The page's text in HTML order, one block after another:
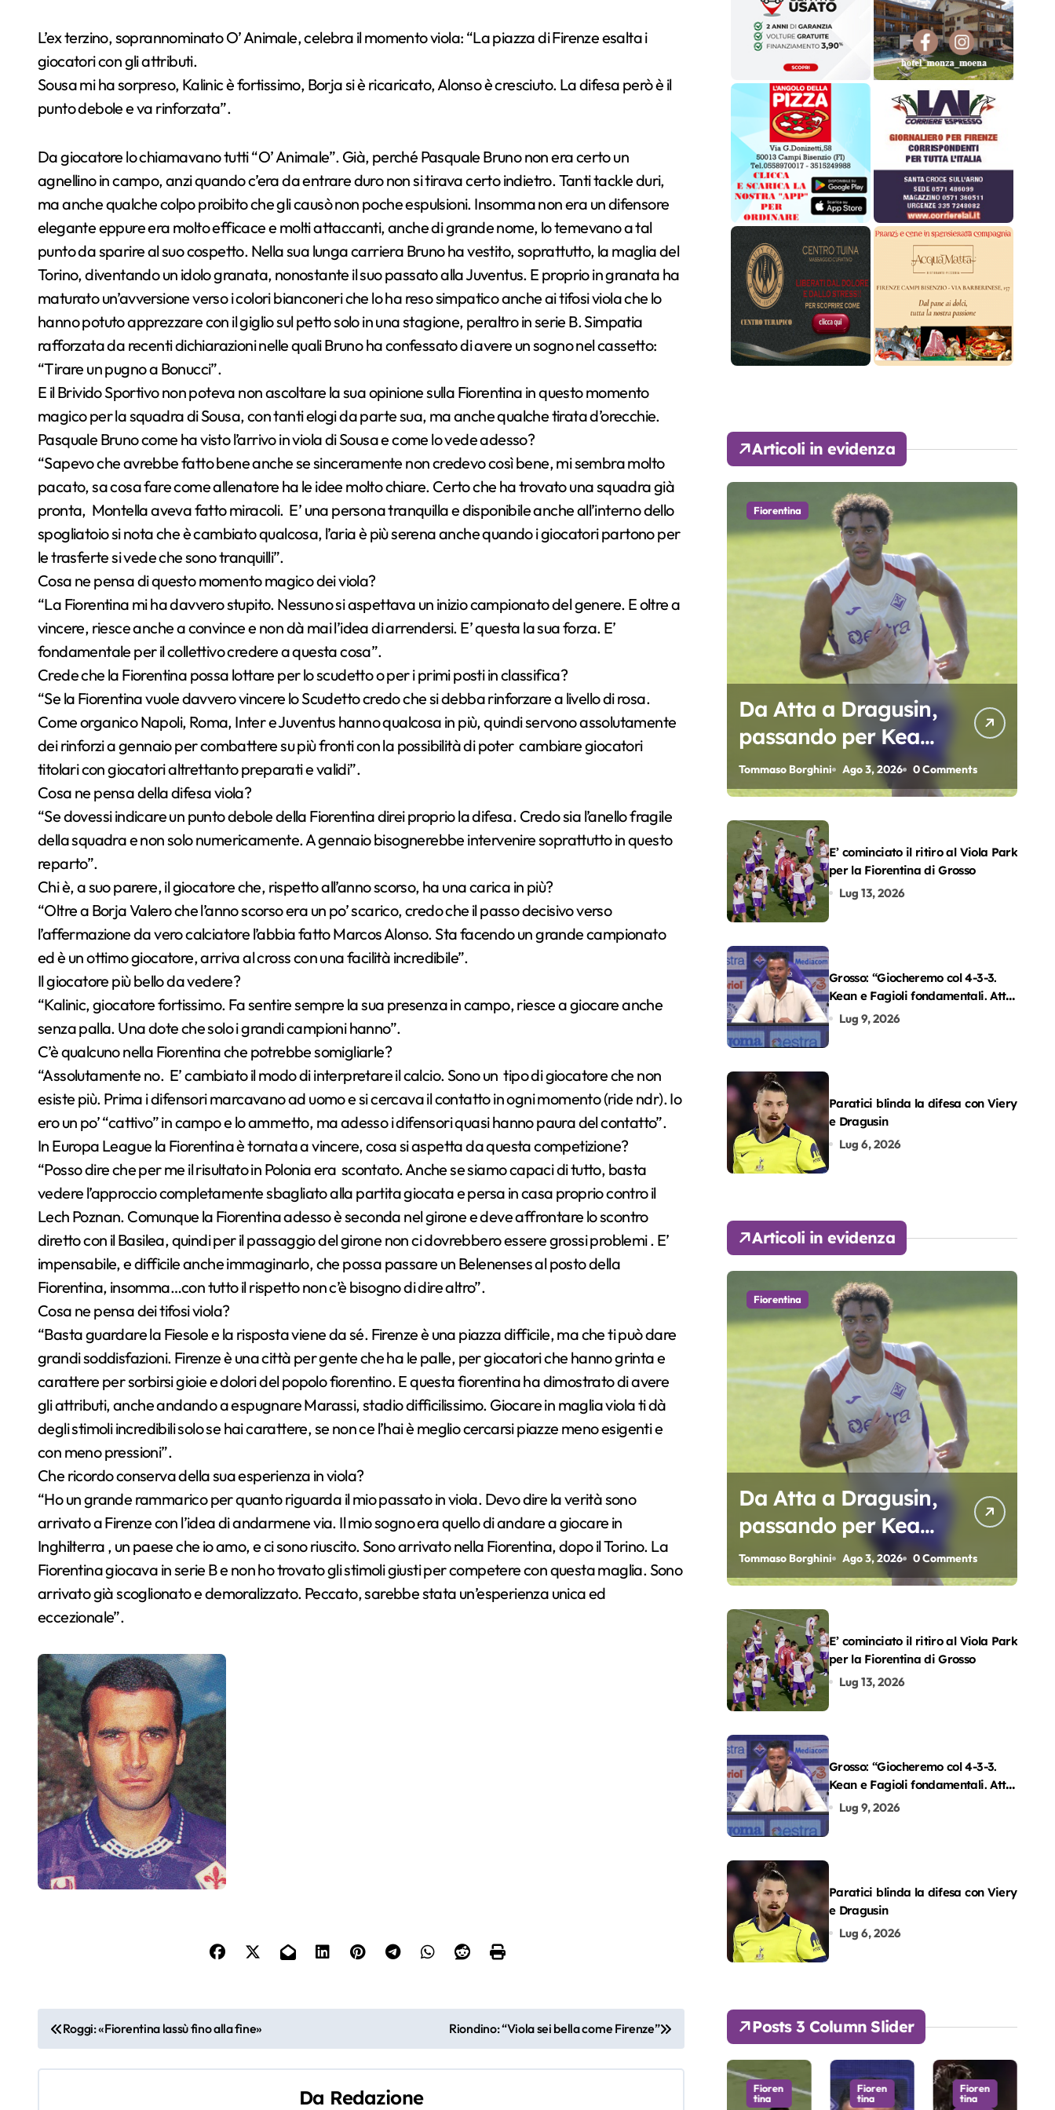
L’ex terzino, soprannominato O’ Animale, celebra il momento viola: “La piazza di Firenze esalta i
giocatori con gli attributi.
Sousa mi ha sorpreso, Kalinic è fortissimo, Borja si è ricaricato, Alonso è cresciuto. La difesa però è il
punto debole e va rinforzata”.
Da giocatore lo chiamavano tutti “O’ Animale”. Già, perché Pasquale Bruno non era certo un
agnellino in campo, anzi quando c’era da entrare duro non si tirava certo indietro. Tanti tackle duri,
ma anche qualche colpo proibito che gli causò non poche espulsioni. Insomma non era un difensore
elegante eppure era molto efficace e molti attaccanti, anche di grande nome, lo temevano a tal
punto da sparire al suo cospetto. Nella sua lunga carriera Bruno ha vestito, soprattutto, la maglia del
Torino, diventando un idolo granata, nonostante il suo passato alla Juventus. E proprio in granata ha
maturato un’avversione verso i colori bianconeri che lo ha reso simpatico anche ai tifosi viola che lo
hanno potuto apprezzare con il giglio sul petto solo in una stagione, peraltro in serie B. Simpatia
rafforzata da recenti dichiarazioni nelle quali Bruno ha confessato di avere un sogno nel cassetto:
“Tirare un pugno a Bonucci”.
E il Brivido Sportivo non poteva non ascoltare la sua opinione sulla Fiorentina in questo momento
magico per la squadra di Sousa, con tanti elogi da parte sua, ma anche qualche tirata d’orecchie.
Pasquale Bruno come ha visto l’arrivo in viola di Sousa e come lo vede adesso?
“Sapevo che avrebbe fatto bene anche se sinceramente non credevo così bene, mi sembra molto
pacato, sa cosa fare come allenatore ha le idee molto chiare. Certo che ha trovato una squadra già
pronta, Montella aveva fatto miracoli. E’ una persona tranquilla e disponibile anche all’interno dello
spogliatoio si nota che è cambiato qualcosa, l’aria è più serena anche quando i giocatori partono per
le trasferte si vede che sono tranquilli”.
Cosa ne pensa di questo momento magico dei viola?
“La Fiorentina mi ha davvero stupito. Nessuno si aspettava un inizio campionato del genere. E oltre a
vincere, riesce anche a convince e non dà mai l’idea di arrendersi. E’ questa la sua forza. E’
fondamentale per il collettivo credere a questa cosa”.
Crede che la Fiorentina possa lottare per lo scudetto o per i primi posti in classifica?
“Se la Fiorentina vuole davvero vincere lo Scudetto credo che si debba rinforzare a livello di rosa.
Come organico Napoli, Roma, Inter e Juventus hanno qualcosa in più, quindi servono assolutamente
dei rinforzi a gennaio per combattere su più fronti con la possibilità di poter cambiare giocatori
titolari con giocatori altrettanto preparati e validi”.
Cosa ne pensa della difesa viola?
“Se dovessi indicare un punto debole della Fiorentina direi proprio la difesa. Credo sia l’anello fragile
della squadra e non solo numericamente. A gennaio bisognerebbe intervenire soprattutto in questo
reparto”.
Chi è, a suo parere, il giocatore che, rispetto all’anno scorso, ha una carica in più?
“Oltre a Borja Valero che l’anno scorso era un po’ scarico, credo che il passo decisivo verso
l’affermazione da vero calciatore l’abbia fatto Marcos Alonso. Sta facendo un grande campionato
ed è un ottimo giocatore, arriva al cross con una facilità incredibile”.
Il giocatore più bello da vedere?
“Kalinic, giocatore fortissimo. Fa sentire sempre la sua presenza in campo, riesce a giocare anche
senza palla. Una dote che solo i grandi campioni hanno”.
C’è qualcuno nella Fiorentina che potrebbe somigliarle?
“Assolutamente no. E’ cambiato il modo di interpretare il calcio. Sono un tipo di giocatore che non
esiste più. Prima i difensori marcavano ad uomo e si cercava il contatto in ogni momento (ride ndr). Io
ero un po’ “cattivo” in campo e lo ammetto, ma adesso i difensori quasi hanno paura del contatto”.
In Europa League la Fiorentina è tornata a vincere, cosa si aspetta da questa competizione?
“Posso dire che per me il risultato in Polonia era scontato. Anche se siamo capaci di tutto, basta
vedere l’approccio completamente sbagliato alla partita giocata e persa in casa proprio contro il
Lech Poznan. Comunque la Fiorentina adesso è seconda nel girone e deve affrontare lo scontro
diretto con il Basilea, quindi per il passaggio del girone non ci dovrebbero essere grossi problemi . E’
impensabile, e difficile anche immaginarlo, che possa passare un Belenenses al posto della
Fiorentina, insomma…con tutto il rispetto non c’è bisogno di dire altro”.
Cosa ne pensa dei tifosi viola?
“Basta guardare la Fiesole e la risposta viene da sé. Firenze è una piazza difficile, ma che ti può dare
grandi soddisfazioni. Firenze è una città per gente che ha le palle, per giocatori che hanno grinta e
carattere per sorbirsi gioie e dolori del popolo fiorentino. E questa fiorentina ha dimostrato di avere
gli attributi, anche andando a espugnare Marassi, stadio difficilissimo. Giocare in maglia viola ti dà
degli stimoli incredibili solo se hai carattere, se non ce l’hai è meglio cercarsi piazze meno esigenti e
con meno pressioni”.
Che ricordo conserva della sua esperienza in viola?
“Ho un grande rammarico per quanto riguarda il mio passato in viola. Devo dire la verità sono
arrivato a Firenze con l’idea di andarmene via. Il mio sogno era quello di andare a giocare in
Inghilterra , un paese che io amo, e ci sono riuscito. Sono arrivato nella Fiorentina, dopo il Torino. La
Fiorentina giocava in serie B e non ho trovato gli stimoli giusti per competere con questa maglia. Sono
arrivato già scoglionato e demoralizzato. Peccato, sarebbe stata un’esperienza unica ed
eccezionale”.
N
a
Roggi: «Fiorentina lassù fino alla fine» Riondino: “Viola sei bella come Firenze”
Da Redazione
Articoli in evidenza
Fiorentina
Da Atta a Dragusin,
passando per Kean
e Piccoli. A chi gli
oscar del
precampionato?
Tommaso Borghini Ago 3, 2026 0 Comments
E’ cominciato il ritiro al Viola Park
per la Fiorentina di Grosso
Lug 13, 2026
Grosso: “Giocheremo col 4-3-3.
Kean e Fagioli fondamentali. Atta
grande colpo”
Lug 9, 2026
Paratici blinda la difesa con Viery
e Dragusin
Lug 6, 2026
Articoli in evidenza
Fiorentina
Da Atta a Dragusin,
passando per Kean
e Piccoli. A chi gli
oscar del
precampionato?
Tommaso Borghini Ago 3, 2026 0 Comments
E’ cominciato il ritiro al Viola Park
per la Fiorentina di Grosso
Lug 13, 2026
Grosso: “Giocheremo col 4-3-3.
Kean e Fagioli fondamentali. Atta
grande colpo”
Lug 9, 2026
Paratici blinda la difesa con Viery
e Dragusin
Lug 6, 2026
Posts 3 Column Slider
Fioren
tina
Fioren
tina
Fioren
tina
Fioren
tina